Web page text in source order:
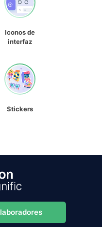
Iconos de
interfaz
Stickers